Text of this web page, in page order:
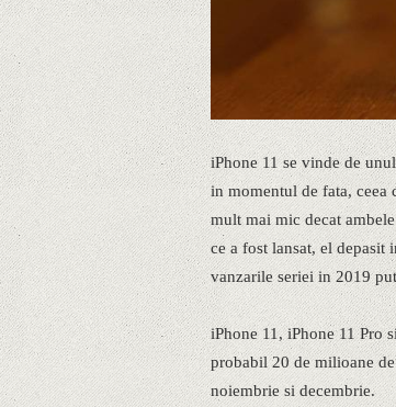
iPhone 11 se vinde de
in momentul de fata, ceea
mult mai mic decat
ce a fost lansat, el depasit
vanzarile seriei in 2019
iPhone 11, iPhone 11 Pro
probabil 20 de milioane
noiembrie si decembrie.